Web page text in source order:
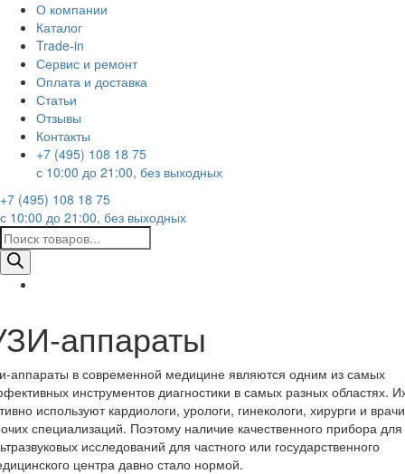
О компании
Каталог
Trade-in
Сервис и ремонт
Оплата и доставка
Статьи
Отзывы
Контакты
+7 (495) 108 18 75
с 10:00 до 21:00, без выходных
+7 (495) 108 18 75
с 10:00 до 21:00, без выходных
Поиск
товаров
аппараты
аппараты в современной медицине являются одним из самых
инструментов диагностики в самых разных областях.
используют кардиологи, урологи, гинекологи, хирурги и врачи
специализаций. Поэтому наличие качественного прибора для
исследований для частного или государственного
центра давно стало нормой.